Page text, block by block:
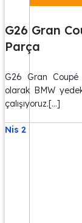
G26 Gran
Parça
G26 Gran
olarak BMW
çalışıyoruz.[…]
Nis 2